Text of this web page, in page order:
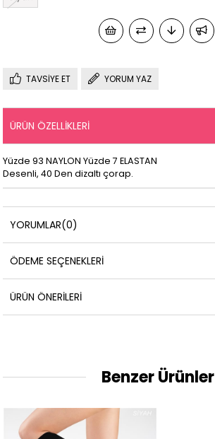
TAVSIYE ET YORUM YAZ
ÜRÜN ÖZELLIKLERI
Yüzde 93 NAYLON Yüzde 7 ELASTAN
Desenli, 40 Den dizaltı çorap.
YORUMLAR(0)
ÖDEME SEÇENEKLERI
ÜRÜN ÖNERILERI
Benzer Ürünler